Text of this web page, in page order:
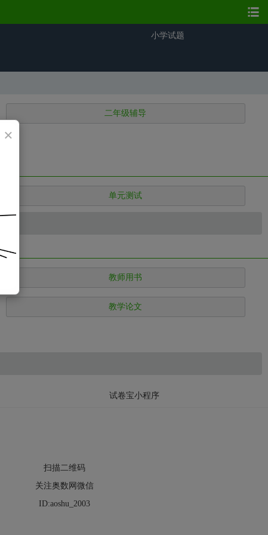
×
小学试题
二年级辅导
单元测试
教师用书
教学论文
试卷宝小程序
扫描二维码
关注奥数网微信
ID:aoshu_2003